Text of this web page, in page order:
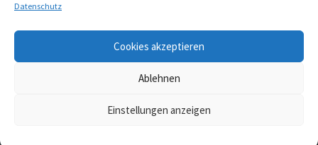
Datenschutz
Cookies akzeptieren
Ablehnen
Einstellungen anzeigen